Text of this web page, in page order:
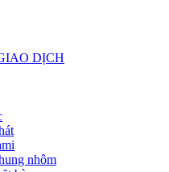
DỊCH
nhôm